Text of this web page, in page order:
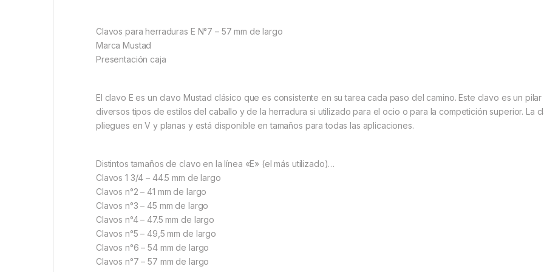
Clavos para herraduras E N°7 – 57 mm de largo
Marca Mustad
Presentación caja
El clavo E es un clavo Mustad clásico que es consistente en su tarea cada paso del camino. Este clavo es un
diversos tipos de estilos del caballo y de la herradura si utilizado para el ocio o para la competición superior. La
pliegues en V y planas y está disponible en tamaños para todas las aplicaciones.
Distintos tamaños de clavo en la línea «E» (el más utilizado)…
Clavos 1 3/4 – 44.5 mm de largo
Clavos n°2 – 41 mm de largo
Clavos n°3 – 45 mm de largo
Clavos n°4 – 47.5 mm de largo
Clavos n°5 – 49,5 mm de largo
Clavos n°6 – 54 mm de largo
Clavos n°7 – 57 mm de largo